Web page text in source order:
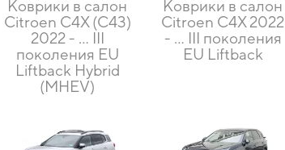
Коврики в салон
Citroen C4X (C43)
2022 - ... III
поколения EU
Liftback Hybrid
(MHEV)
Коврики в салон
Citroen C4X 2022
- ... III поколения
EU Liftback